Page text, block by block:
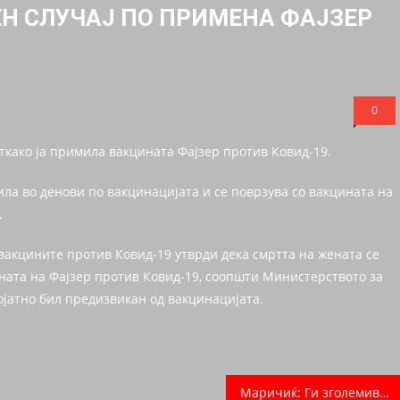
СЛУЧАЈ ПО ПРИМЕНА ФАЈЗЕР
0
ја примила вакцината Фајзер против Ковид-19.
во денови по вакцинацијата и се поврзува со вакцината на
против Ковид-19 утврди дека смртта на жената се
на Фајзер против Ковид-19, соопшти Министерството за
бил предизвикан од вакцинацијата.
Маричиќ: Ги зголемивме платите во сите сектори, пораснаа и пензиите